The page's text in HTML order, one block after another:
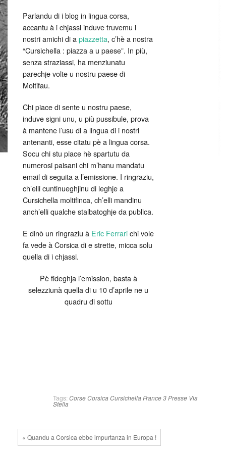
Parlandu di i blog in lingua corsa,
accantu à i chjassi induve truvemu i
nostri amichi di apiazzetta, c’hè a nostra
“Cursichella : piazza a u paese”. In più,
senza straziassi, ha menziunatu
parechje volte u nostru paese di
Moltifau.
Chi piace di sente u nostru paese,
induve signi unu, u più pussibule, prova
à mantene l’usu di a lingua di i nostri
antenanti, esse citatu pè a lingua corsa.
Socu chi stu piace hè spartutu da
numerosi paisani chi m’hanu mandatu
email di seguita a l’emissione. I ringraziu,
ch’elli cuntinueghjinu di leghje a
Cursichella moltifinca, ch’elli mandinu
anch’elli qualche stalbatoghje da publica.
E dinò un ringraziu à Eric Ferrarichi vole
fa vede à Corsica di e strette, micca solu
quella di i chjassi.
Pè fideghja l’emission, basta à
selezziunà quella di u 10 d’aprile ne u
quadru di sottu
Tags: CorseCorsica Cursichella France 3Presse Via
Stella
« Quandu a Corsica ebbe impurtanza in Europa !